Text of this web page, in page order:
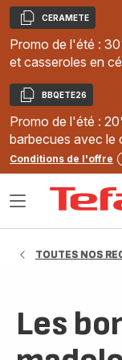
Copier
CERAMETE
Promo de l'été :
et casseroles en
Copier
BBQETE26
Promo de l'été :
barbecues avec le
Conditions de l'offre
Ouvrir
TOUTES NOS
Les